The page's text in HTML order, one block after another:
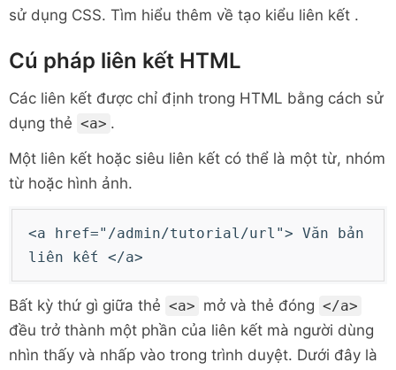
sử dụng CSS. Tìm hiểu thêm về tạo kiểu liên kết .
Cú pháp liên kết HTML
Các liên kết được chỉ định trong HTML bằng cách sử
dụng thẻ <a> .
Một liên kết hoặc siêu liên kết có thể là một từ, nhóm
từ hoặc hình ảnh.
<a href="/admin/tutorial/url"> Văn bản
liên kết </a>
Bất kỳ thứ gì giữa thẻ <a> mở và thẻ đóng </a>
đều trở thành một phần của liên kết mà người dùng
nhìn thấy và nhấp vào trong trình duyệt. Dưới đây là